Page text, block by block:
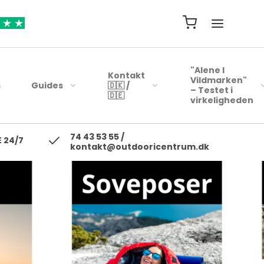
Blink
Kyst woblere
Ul blink - wobler
Gennemløbs blink /
Guides
Kontakt
🇩🇰 /
🇩🇪
"Alene I
Vildmarken"
– Testet i
virkeligheden
Liggeunderlag
Soveposer
Rygsæk
Kogegrej
Mad til turen
Fodtøj
24/7
74 43 53 55 /
kontakt@outdooricentrum.dk